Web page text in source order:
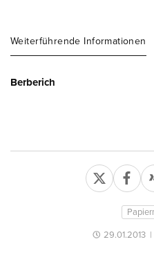
Weiterführende Informationen
Berberich
29.01.2013 |